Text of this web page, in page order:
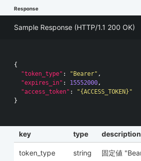
Response
Sample Response (HTTP/1.1 200 OK)
{
"token_type" : "Bearer" ,
"expires_in" : 15552000 ,
"access_token" :
"{ACCESS_TOKEN}"
}
key type description
token_type string 固定値